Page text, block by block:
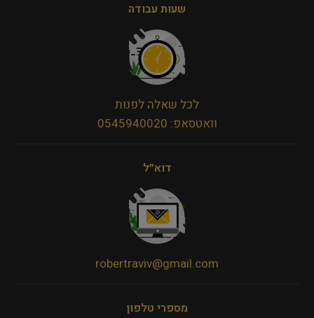
שעות עבודה
לכל שאלה לפנות
וואטסאפ: 0545940020
דוא״ל
robertraviv@gmail.com
מספרי טלפון